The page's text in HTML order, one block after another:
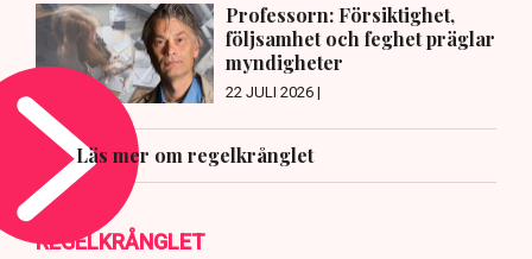
Professorn: Försiktighet,
följsamhet och feghet präglar
myndigheter
22 JULI 2026 |
Läs mer om regelkrånglet
REGELKRÅNGLET